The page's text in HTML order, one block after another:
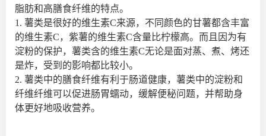
脂肪和高膳食纤维的特点。
1. 薯类是很好的维生素C来源，不同颜色的甘薯都含丰富
的维生素C，紫薯的维生素C含量比柠檬高。而且因为有
淀粉的保护，薯类含的维生素C无论是面对蒸、煮、烤还
是炸，受到的影响都比较小。
2. 薯类中的膳食纤维有利于肠道健康，薯类中的淀粉和
纤维纤维可以促进肠胃蠕动，缓解便秘问题，并帮助身
体更好地吸收营养。